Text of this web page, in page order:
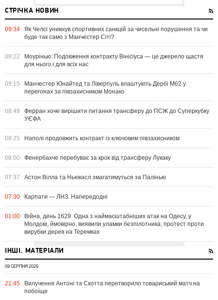
СТРІЧКА НОВИН
09:34
Як Челсі уникнув спортивних санкцій за чисельні порушення та чи
буде так само з Манчестер Сіті?
09:22
Моурінью: Подовження контракту Вінісіуса — це джерело щастя
для нього і для всіх нас
09:15
Манчестер Юнайтед та Ліверпуль влаштують Дербі M62 у
перегонах за півзахисником Монако
08:49
Ферран хоче вирішити питання трансферу до ПСЖ до Суперкубку
УЄФА
08:25 Наполі продовжить контракт із ключовим півзахисником
08:00 Фенербахче перебуває за крок від трансферу Лукаку
07:37 Астон Вілла та Ньюкасл змагатимуться за Палінью
07:30 Карпати — ЛНЗ. Напередодні
01:00
Війна, день 1629. Одна з наймасштабніших атак на Одесу, у
Молдові, ймовірно, виявили уламки безпілотника, протест проти
вирубки дерев на Теремках
ІНШІ. МАТЕРІАЛИ
09 СЕРПНЯ 2026
21:45
Вилучення Антоні та Скотта перетворило товариський матч на
побоїще